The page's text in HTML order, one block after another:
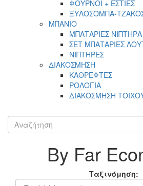
ΦΟΥΡΝΟΙ + ΕΣΤΙΕΣ
ΞΥΛΟΣΟΜΠΑ-
ΜΠΑΝΙΟ
ΜΠΑΤΑΡΙΕΣ ΝΙΠΤΗΡΑ
ΣΕΤ ΜΠΑΤΑΡΙΕΣ
ΝΙΠΤΗΡΕΣ
ΔΙΑΚΟΣΜΗΣΗ
ΚΑΘΡΕΦΤΕΣ
ΡΟΛΟΓΙΑ
ΔΙΑΚΟΣΜΗΣΗ
By Far
Ταξινόμηση: